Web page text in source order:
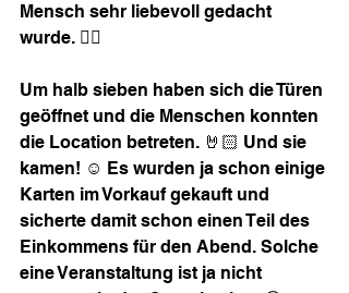
Mensch sehr liebevoll gedacht
wurde. 👍🏻
Um halb sieben haben sich die Türen
geöffnet und die Menschen konnten
die Location betreten. 🤘🏻 Und sie
kamen! ☺️ Es wurden ja schon einige
Karten im Vorkauf gekauft und
sicherte damit schon einen Teil des
Einkommens für den Abend. Solche
eine Veranstaltung ist ja nicht